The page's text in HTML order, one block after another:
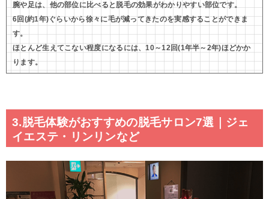
腕や足は、他の部位に比べると脱毛の効果がわかりやすい部位です。
6回(約1年)ぐらいから徐々に毛が減ってきたのを実感することができま
す。
ほとんど生えてこない程度になるには、10～12回(1年半～2年)ほどかか
ります。
3.脱毛体験がおすすめの脱毛サロン7選｜ジェ
イエステ・リンリンなど